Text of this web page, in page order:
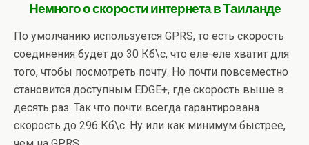
Немного о скорости интернета в Таиланде
По умолчанию используется GPRS, то есть скорость
соединения будет до 30 Кб\с, что еле-еле хватит для
того, чтобы посмотреть почту. Но почти повсеместно
становится доступным EDGE+, где скорость выше в
десять раз. Так что почти всегда гарантирована
скорость до 296 Кб\с. Ну или как минимум быстрее,